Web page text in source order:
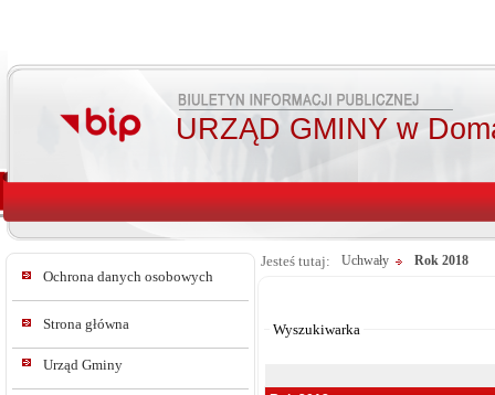
URZĄD GMINY w
Ochrona danych osobowych
Strona główna
Urząd Gminy
Jesteś tutaj: Uchwały Rok 2018
Wyszukiwarka